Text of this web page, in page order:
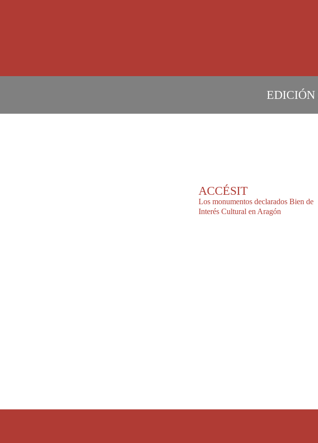
EDICIÓN
ACCÉSIT
Los monumentos declarados Bien de
Interés Cultural en Aragón